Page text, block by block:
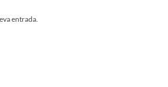
entrada.